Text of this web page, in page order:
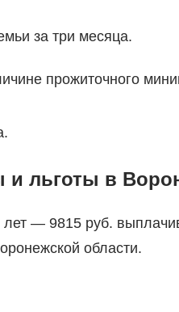
за три месяца.
прожиточного
льготы в
— 9815 руб.
области.